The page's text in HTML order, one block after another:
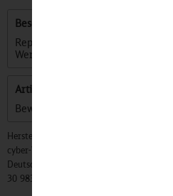
Beschreibung
Reparieren leicht gemacht mit Stil.
Werkzeug für große Wirkung. 30...
Artikel bewerten
Bewertungen lesen, schreiben
Hersteller:
cyber-Wear Heidelberg GmbH, Elsa-
Deutschland, Info@mycybergroup.com,
30 983 0